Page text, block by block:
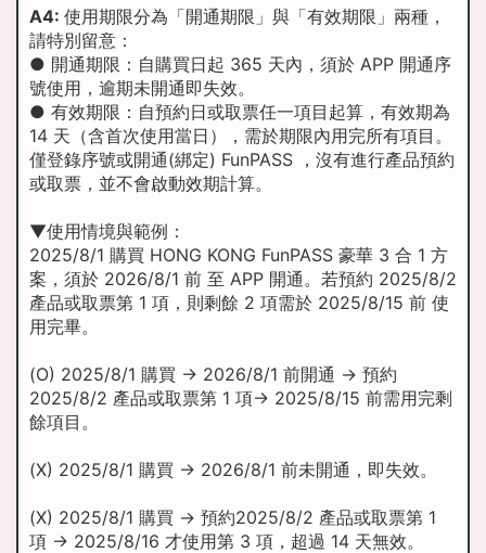
A4: 使用期限分為「開通期限」與「有效期限」兩種，
請特別留意：
● 開通期限：自購買日起 365 天內，須於 APP 開通序
號使用，逾期未開通即失效。
● 有效期限：自預約日或取票任一項目起算，有效期為
14 天（含首次使用當日），需於期限內用完所有項目。
僅登錄序號或開通(綁定) FunPASS ，沒有進行產品預約
或取票，並不會啟動效期計算。
▼使用情境與範例：
2025/8/1 購買 HONG KONG FunPASS 豪華 3 合 1 方
案，須於 2026/8/1 前 至 APP 開通。若預約 2025/8/2
產品或取票第 1 項，則剩餘 2 項需於 2025/8/15 前 使
用完畢。
(O) 2025/8/1 購買 → 2026/8/1 前開通 → 預約
2025/8/2 產品或取票第 1 項→ 2025/8/15 前需用完剩
餘項目。
(X) 2025/8/1 購買 → 2026/8/1 前未開通，即失效。
(X) 2025/8/1 購買 → 預約2025/8/2 產品或取票第 1
項 → 2025/8/16 才使用第 3 項，超過 14 天無效。